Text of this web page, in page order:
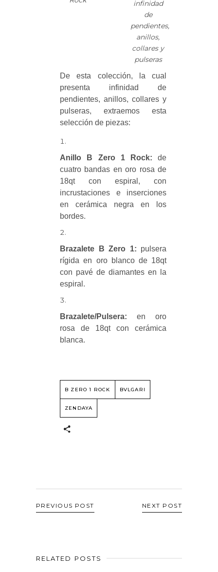
infinidad
de
pendientes,
anillos,
collares y
pulseras
De esta colección, la cual
presenta infinidad de
pendientes, anillos, collares y
pulseras, extraemos esta
selección de piezas:
Anillo B Zero 1 Rock: de
cuatro bandas en oro rosa de
18qt con espiral, con
incrustaciones e inserciones
en cerámica negra en los
bordes.
Brazalete B Zero 1: pulsera
rígida en oro blanco de 18qt
con pavé de diamantes en la
espiral.
Brazalete/Pulsera: en oro
rosa de 18qt con cerámica
blanca.
B ZERO 1 ROCK BVLGARI
ZENDAYA
PREVIOUS POST NEXT POST
RELATED POSTS